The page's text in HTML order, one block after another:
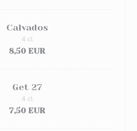
Calvados
8,50 EUR
4 cl
Get 27
7,50 EUR
4 cl